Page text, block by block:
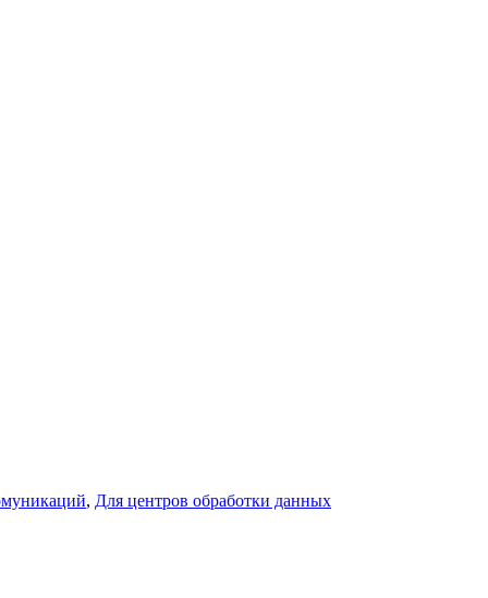
, Для центров обработки данных